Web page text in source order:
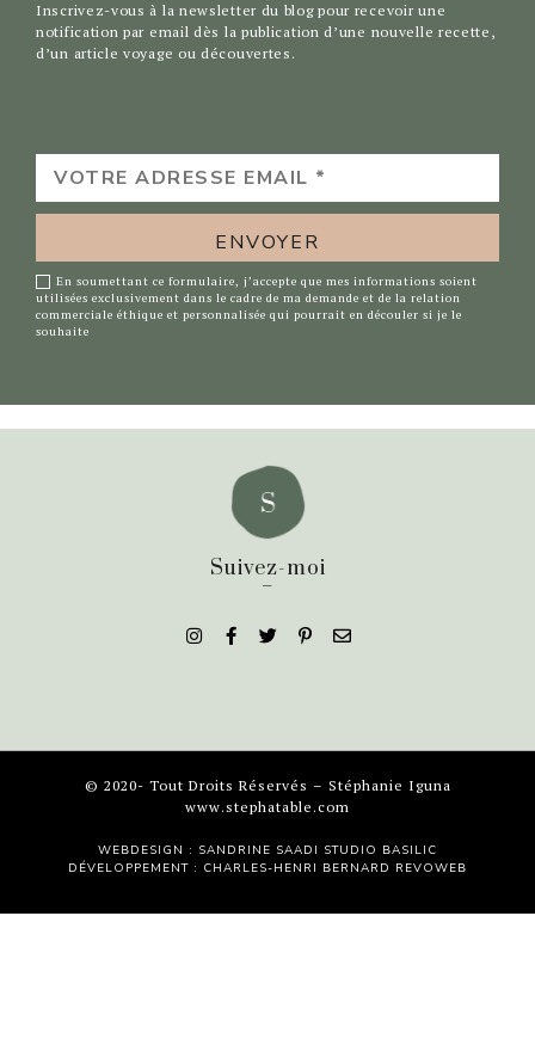
Inscrivez-vous à la newsletter du blog pour recevoir une
notification par email dès la publication d’une nouvelle recette,
d’un article voyage ou découvertes.
VOTRE
ADRESSE
EMAIL
*
En soumettant ce formulaire, j’accepte que mes informations soient
utilisées exclusivement dans le cadre de ma demande et de la relation
commerciale éthique et personnalisée qui pourrait en découler si je le
souhaite
Suivez-moi
_
© 2020- Tout Droits Réservés – Stéphanie Iguna
www.stephatable.com
WEBDESIGN : SANDRINE SAADI STUDIO BASILIC
DÉVELOPPEMENT : CHARLES-HENRI BERNARD REVOWEB